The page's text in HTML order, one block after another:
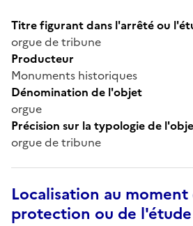
Titre figurant dans l'arrêté ou
orgue de tribune
Producteur
Monuments historiques
Dénomination de l'objet
orgue
Précision sur la typologie de
orgue de tribune
Localisation au moment
protection ou de l'étude